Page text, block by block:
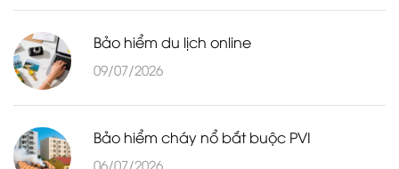
Bảo hiểm du lịch online
09/07/2026
Bảo hiểm cháy nổ bắt buộc PVI
06/07/2026